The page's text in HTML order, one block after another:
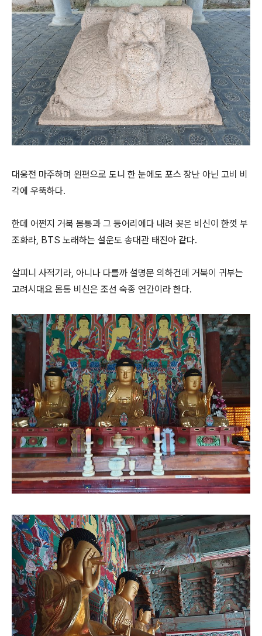
대웅전 마주하며 왼편으로 도니 한 눈에도 포스 장난 아닌 고비 비
각에 우뚝하다.
한데 어쩐지 거북 몸통과 그 등어리에다 내려 꽂은 비신이 한껏 부
조화라, BTS 노래하는 설운도 송대관 태진아 같다.
살피니 사적기라, 아니나 다를까 설명문 의하건데 거북이 귀부는
고려시대요 몸통 비신은 조선 숙종 연간이라 한다.